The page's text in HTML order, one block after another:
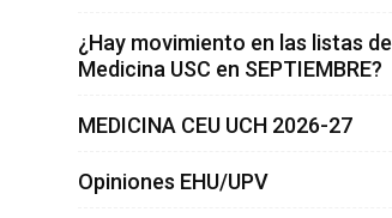
¿Hay movimiento en las listas de
Medicina USC en SEPTIEMBRE?
MEDICINA CEU UCH 2026-27
Opiniones EHU/UPV